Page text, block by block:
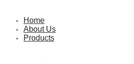
Home
About Us
Products